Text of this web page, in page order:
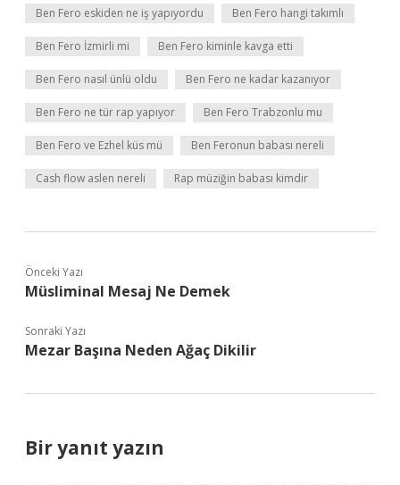
Ben Fero eskiden ne iş yapıyordu Ben Fero hangi takımlı
Ben Fero İzmirli mi Ben Fero kiminle kavga etti
Ben Fero nasıl ünlü oldu Ben Fero ne kadar kazanıyor
Ben Fero ne tür rap yapıyor Ben Fero Trabzonlu mu
Ben Fero ve Ezhel küs mü Ben Feronun babası nereli
Cash flow aslen nereli Rap müziğin babası kimdir
Önceki Yazı
Müsliminal Mesaj Ne Demek
Sonraki Yazı
Mezar Başına Neden Ağaç Dikilir
Bir yanıt yazın